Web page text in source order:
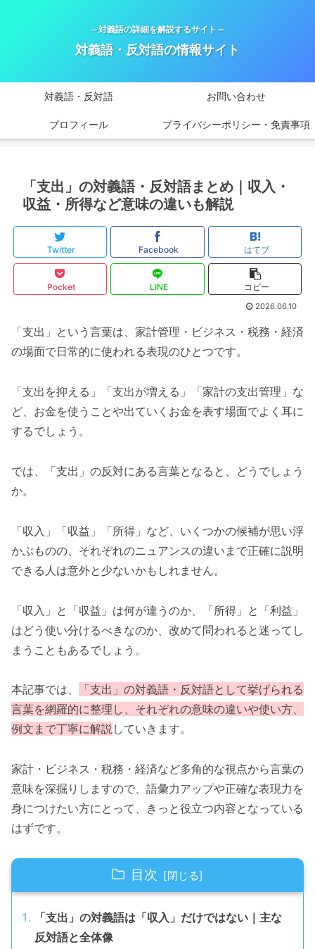
～対義語の詳細を解説するサイト～
対義語・反対語の情報サイト
対義語・反対語 お問い合わせ
プロフィール プライバシーポリシー・免責事項
「支出」の対義語・反対語まとめ｜収入・
収益・所得など意味の違いも解説
Twitter Facebook はてブ
Pocket LINE コピー
2026.06.10
「支出」という言葉は、家計管理・ビジネス・税務・経済
の場面で日常的に使われる表現のひとつです。
「支出を抑える」「支出が増える」「家計の支出管理」な
ど、お金を使うことや出ていくお金を表す場面でよく耳に
するでしょう。
では、「支出」の反対にある言葉となると、どうでしょう
か。
「収入」「収益」「所得」など、いくつかの候補が思い浮
かぶものの、それぞれのニュアンスの違いまで正確に説明
できる人は意外と少ないかもしれません。
「収入」と「収益」は何が違うのか、「所得」と「利益」
はどう使い分けるべきなのか、改めて問われると迷ってし
まうこともあるでしょう。
本記事では、
「支出」の対義語・反対語として挙げられる
言葉を網羅的に整理し、それぞれの意味の違いや使い方、
例文まで丁寧に解説していきます。
家計・ビジネス・税務・経済など多角的な視点から言葉の
意味を深掘りしますので、語彙力アップや正確な表現力を
身につけたい方にとって、きっと役立つ内容となっている
はずです。
目次
「支出」の対義語は「収入」だけではない｜主な
反対語と全体像